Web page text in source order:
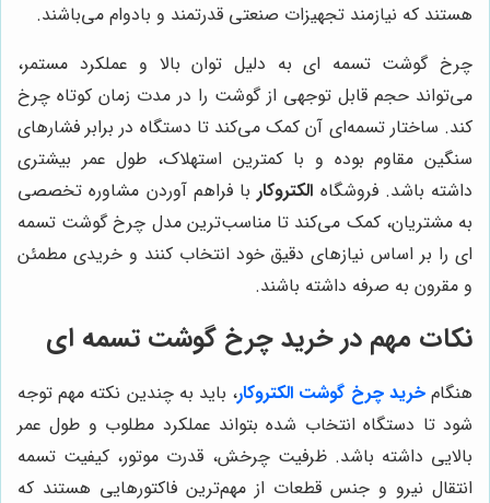
هستند که نیازمند تجهیزات صنعتی قدرتمند و بادوام می‌باشند.
چرخ گوشت تسمه ای به دلیل توان بالا و عملکرد مستمر،
می‌تواند حجم قابل توجهی از گوشت را در مدت زمان کوتاه چرخ
کند. ساختار تسمه‌ای آن کمک می‌کند تا دستگاه در برابر فشارهای
سنگین مقاوم بوده و با کمترین استهلاک، طول عمر بیشتری
داشته باشد. فروشگاه الکتروکاربا فراهم آوردن مشاوره تخصصی
به مشتریان، کمک می‌کند تا مناسب‌ترین مدل چرخ گوشت تسمه
ای را بر اساس نیازهای دقیق خود انتخاب کنند و خریدی مطمئن
و مقرون به صرفه داشته باشند.
نکات مهم در خرید چرخ گوشت تسمه ای
هنگامخرید چرخ گوشت الکتروکار، باید به چندین نکته مهم توجه
شود تا دستگاه انتخاب شده بتواند عملکرد مطلوب و طول عمر
بالایی داشته باشد. ظرفیت چرخش، قدرت موتور، کیفیت تسمه
انتقال نیرو و جنس قطعات از مهم‌ترین فاکتورهایی هستند که